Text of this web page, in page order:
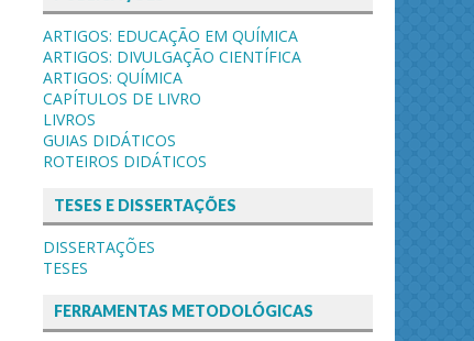
ARTIGOS: EDUCAÇÃO EM QUÍMICA
ARTIGOS: DIVULGAÇÃO CIENTÍFICA
ARTIGOS: QUÍMICA
CAPÍTULOS DE LIVRO
LIVROS
GUIAS DIDÁTICOS
ROTEIROS DIDÁTICOS
TESES E DISSERTAÇÕES
DISSERTAÇÕES
TESES
FERRAMENTAS METODOLÓGICAS